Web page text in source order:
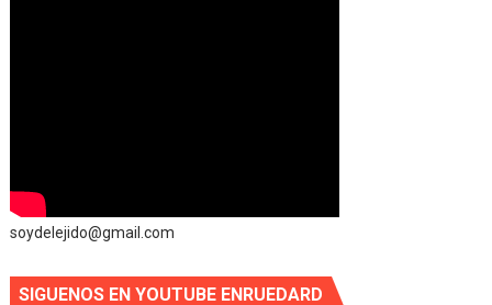
soydelejido@gmail.com
SIGUENOS EN YOUTUBE ENRUEDARD